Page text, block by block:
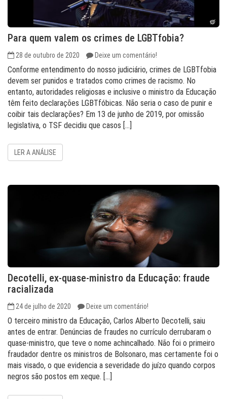
Para quem valem os crimes de LGBTfobia?
28 de outubro de 2020 Deixe um comentário!
Conforme entendimento do nosso judiciário, crimes de LGBTfobia
devem ser punidos e tratados como crimes de racismo. No
entanto, autoridades religiosas e inclusive o ministro da Educação
têm feito declarações LGBTfóbicas. Não seria o caso de punir e
coibir tais declarações? Em 13 de junho de 2019, por omissão
legislativa, o TSF decidiu que casos […]
LER A ANÁLISE
Decotelli, ex-quase-ministro da Educação: fraude
racializada
24 de julho de 2020 Deixe um comentário!
O terceiro ministro da Educação, Carlos Alberto Decotelli, saiu
antes de entrar. Denúncias de fraudes no currículo derrubaram o
quase-ministro, que teve o nome achincalhado. Não foi o primeiro
fraudador dentre os ministros de Bolsonaro, mas certamente foi o
mais visado, o que evidencia a severidade do juízo quando corpos
negros são postos em xeque. […]